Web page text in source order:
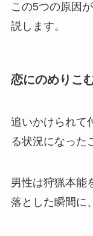
この5つの原因
説します。
恋にのめりこ
追いかけられて
る状況になった
男性は狩猟本能
落とした瞬間に